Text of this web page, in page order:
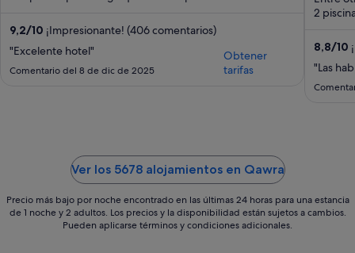
9,2/10 ¡Impresionante! (406 comentarios)
"Excelente hotel"
Comentario del 8 de dic de 2025
Obtener
tarifas
2
8,8/10
"Las
Ver los 5678 alojamientos en Qawra
Precio más bajo por noche encontrado en las últimas 24 horas para una estancia
de 1 noche y 2 adultos. Los precios y la disponibilidad están sujetos a cambios.
Pueden aplicarse términos y condiciones adicionales.